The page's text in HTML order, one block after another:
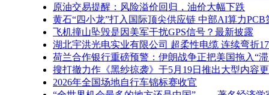
原油交易提醒：风险溢价回归，油价大幅下跌
黄石“四小龙”打入国际顶尖供应链 中部AI算力
飞机撞山坠毁是因美军干扰GPS信号？最新披露
湖北宇洪光电实业有限公司 超柔性电缆 连续弯折
荷兰合作银行重磅预警：伊朗战争正把美国拖入“
搜打撤力作《黑纱掠袭》于5月19日推出大型内容
2026年全国场地自行车锦标赛收官